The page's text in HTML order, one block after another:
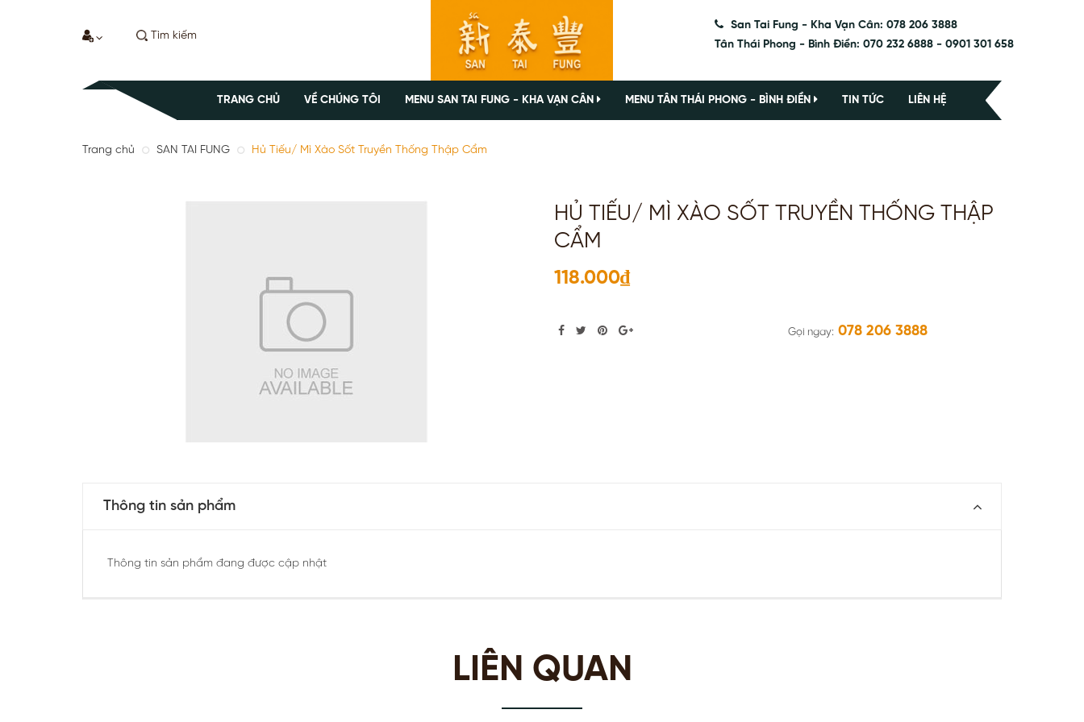
San Tai Fung - Kha Vạn Cân: 078 206 3888
Tân Thái Phong - Bình Điền: 070 232 6888 - 0901 301 658
TRANG CHỦ VỀ CHÚNG TÔI MENU SAN TAI FUNG - KHA VẠN CÂN MENU TÂN THÁI PHONG - BÌNH ĐIỀN TIN TỨC LIÊN HỆ
Trang chủ SAN TAI FUNG Hủ Tiếu/ Mì Xào Sốt Truyền Thống Thập Cẩm
HỦ TIẾU/ MÌ XÀO SỐT TRUYỀN THỐNG THẬP
CẨM
118.000₫
Gọi ngay: 078 206 3888
Thông tin sản phẩm
Thông tin sản phẩm đang được cập nhật
LIÊN QUAN